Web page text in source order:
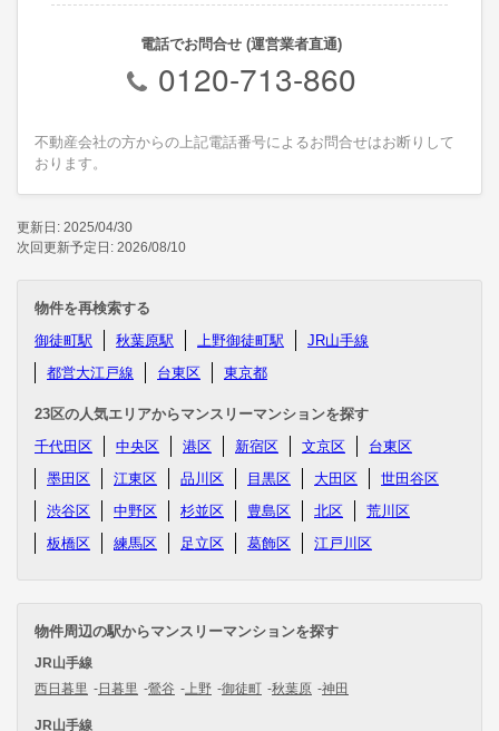
電話でお問合せ (運営業者直通)
0120-713-860
不動産会社の方からの上記電話番号によるお問合せはお断りして
おります。
更新日: 2025/04/30
次回更新予定日: 2026/08/10
物件を再検索する
御徒町駅
秋葉原駅 上野御徒町駅
JR山手線
都営大江戸線
台東区 東京都
23区の人気エリアからマンスリーマンションを探す
千代田区
中央区 港区 新宿区 文京区
台東区
墨田区
江東区 品川区 目黒区 大田区
世田谷区
渋谷区
中野区 杉並区 豊島区 北区
荒川区
板橋区
練馬区 足立区 葛飾区 江戸川区
物件周辺の駅からマンスリーマンションを探す
JR山手線
西日暮里
日暮里 鶯谷 上野 御徒町 秋葉原 神田
JR山手線